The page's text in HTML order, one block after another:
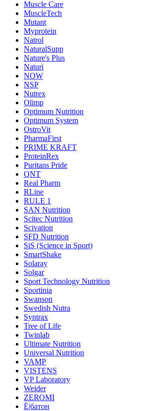
Muscle Care
MuscleTech
Mutant
Myprotein
Natrol
NaturalSupp
Nature's Plus
Naturi
NOW
NSP
Nutrex
Olimp
Optimum Nutrition
Optimum System
OstroVit
PharmaFirst
PRIME KRAFT
ProteinRex
Puritans Pride
QNT
Real Pharm
RLine
RULE 1
SAN Nutrition
Scitec Nutrition
Scivation
SFD Nutrition
SiS (Science in Sport)
SmartShake
Solaray
Solgar
Sport Technology Nutrition
Sportinia
Swanson
Swedish Nutra
Syntrax
Tree of Life
Twinlab
Ultimate Nutrition
Universal Nutrition
VAMP
VISTENS
VP Laboratory
Weider
ZEROMI
Ё|батон